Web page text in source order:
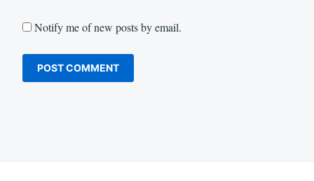
Notify me of new posts by email.